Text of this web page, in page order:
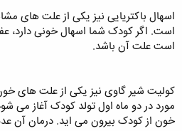
اسهال باکتریایی نیز یکی از علت های
است. اگر کودک شما اسهال خونی دارد،
است علت آن باشد.
کولیت شیر گاوی نیز یکی از علت های
مورد در دو ماه اول تولد کودک آغاز می‌
خون از کودک بیرون می اید. درمان آن